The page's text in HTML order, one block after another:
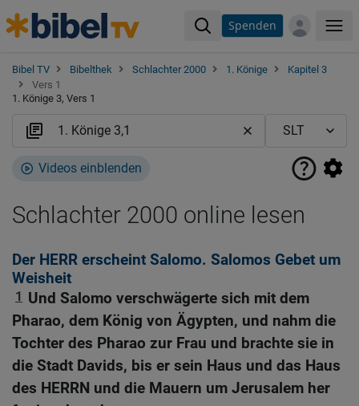
Spenden
Bibel TV Bibelthek Schlachter 2000 1. Könige
Kapitel 3
Vers 1
1. Könige 3, Vers 1
Videos einblenden
Schlachter 2000 online lesen
Der HERR erscheint Salomo. Salomos Gebet um
Weisheit
1
Und Salomo verschwägerte sich mit dem
Pharao, dem König von Ägypten, und nahm die
Tochter des Pharao zur Frau und brachte sie in
die Stadt Davids, bis er sein Haus und das Haus
des HERRN und die Mauern um Jerusalem her